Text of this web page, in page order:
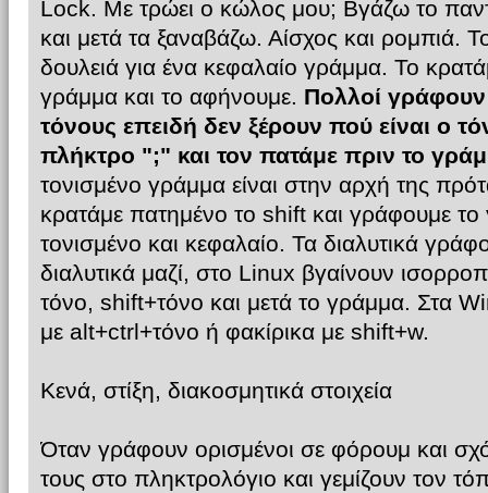
Lock. Με τρώει ο κώλος μου; Βγάζω το
και μετά τα ξαναβάζω. Αίσχος και ρομπιά.
δουλειά για ένα κεφαλαίο γράμμα. Το
γράμμα και το αφήνουμε. Πολλοί
τόνους επειδή δεν ξέρουν πού είναι ο
πλήκτρο ";" και τον πατάμε πριν το
τονισμένο γράμμα είναι στην αρχή της
κρατάμε πατημένο το shift και γράφουμε το
τονισμένο και κεφαλαίο. Τα διαλυτικά
διαλυτικά μαζί, στο Linux βγαίνουν
τόνο, shift+τόνο και μετά το γράμμα. Στα
με alt+ctrl+τόνο ή φακίρικα με shift+w.
Κενά, στίξη, διακοσμητικά στοιχεία
Όταν γράφουν ορισμένοι σε φόρουμ και
τους στο πληκτρολόγιο και γεμίζουν τον